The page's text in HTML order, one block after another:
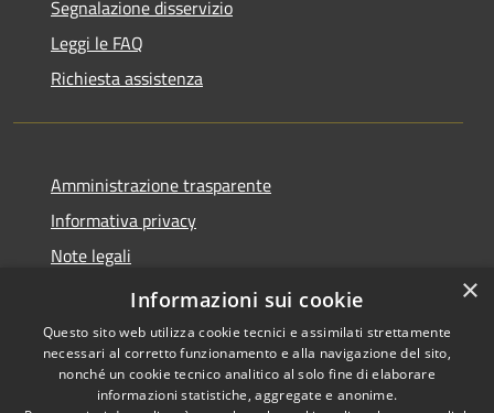
Segnalazione disservizio
Leggi le FAQ
Richiesta assistenza
Amministrazione trasparente
Informativa privacy
Note legali
Dichiarazione di accessibilità
Copyright © 2026 • Comune di
×
Informazioni sui cookie
Questo sito web utilizza cookie tecnici e assimilati strettamente
necessari al corretto funzionamento e alla navigazione del sito,
nonché un cookie tecnico analitico al solo fine di elaborare
informazioni statistiche, aggregate e anonime.